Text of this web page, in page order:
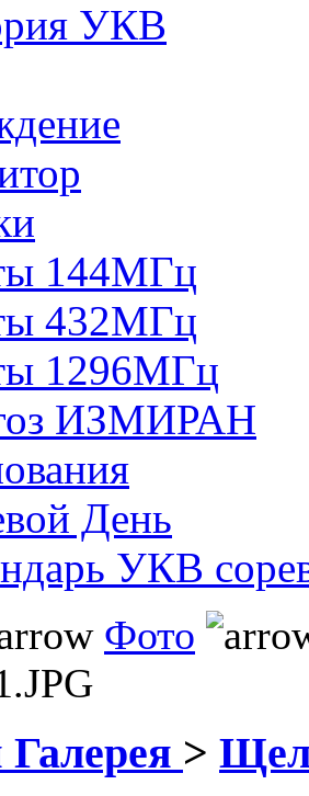
УКВ
144МГц
432МГц
1296МГц
ИЗМИРАН
День
УКВ
Фото
Галерея >